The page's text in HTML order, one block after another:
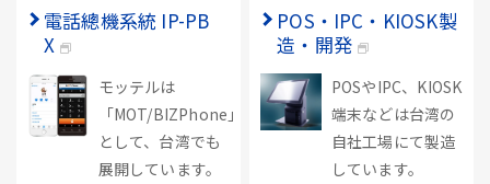
電話總機系統 IP-PB
X
モッテルは
「MOT/BIZPhone」
として、台湾でも
展開しています。
POS・IPC・KIOSK製
造・開発
POSやIPC、KIOSK
端末などは台湾の
自社工場にて製造
しています。